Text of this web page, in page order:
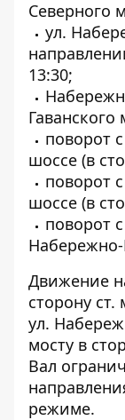
Северного
ул.
13:30;
Гаванского
поворот
шоссе (в
поворот
шоссе (в
поворот
Набережно-
Движение
сторону
ул.
мосту в
Вал
режиме.